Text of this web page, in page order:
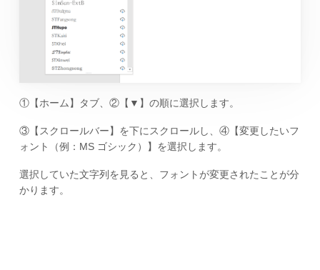
①【ホーム】タブ、②【▼】の順に選択します。
③【スクロールバー】を下にスクロールし、④【変更したいフ
ォント（例：MS ゴシック）】を選択します。
選択していた文字列を見ると、フォントが変更されたことが分
かります。